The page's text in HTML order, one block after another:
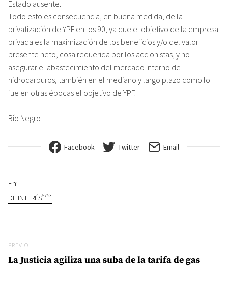
Estado ausente.
Todo esto es consecuencia, en buena medida, de la
privatización de YPF en los 90, ya que el objetivo de la empresa
privada es la maximización de los beneficios y/o del valor
presente neto, cosa requerida por los accionistas, y no
asegurar el abastecimiento del mercado interno de
hidrocarburos, también en el mediano y largo plazo como lo
fue en otras épocas el objetivo de YPF.
Río Negro
Facebook Twitter Email
En:
DE INTERÉS6753
Previo
PREVIO
La Justicia agiliza una suba de la tarifa de gas